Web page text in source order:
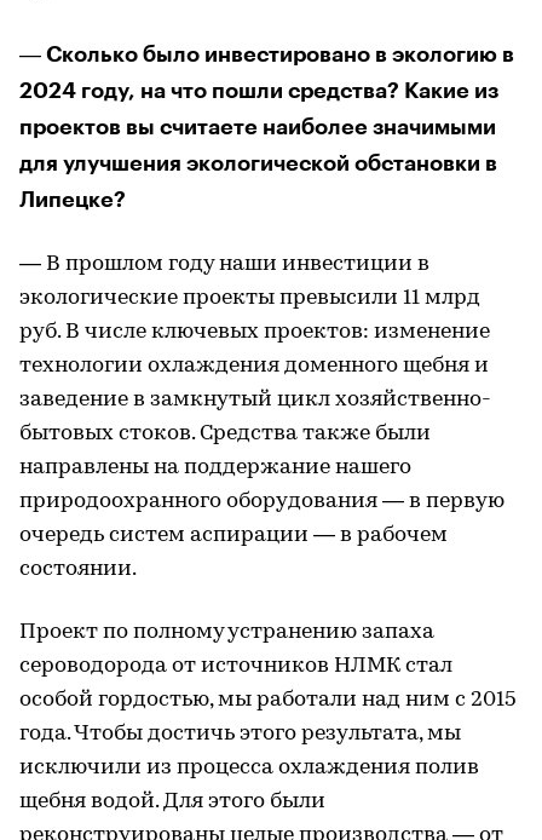
― Сколько было инвестировано в экологию в
2024 году, на что пошли средства? Какие из
проектов вы считаете наиболее значимыми
для улучшения экологической обстановки в
Липецке?
― В прошлом году наши инвестиции в
экологические проекты превысили 11 млрд
руб. В числе ключевых проектов: изменение
технологии охлаждения доменного щебня и
заведение в замкнутый цикл хозяйственно-
бытовых стоков. Средства также были
направлены на поддержание нашего
природоохранного оборудования ― в первую
очередь систем аспирации ― в рабочем
состоянии.
Проект по полному устранению запаха
сероводорода от источников НЛМК стал
особой гордостью, мы работали над ним с 2015
года. Чтобы достичь этого результата, мы
исключили из процесса охлаждения полив
щебня водой. Для этого были